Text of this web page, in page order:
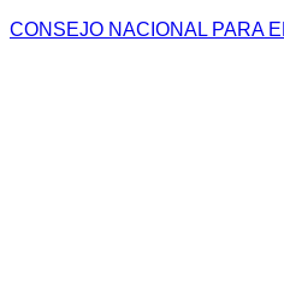
CONSEJO NACIONAL PARA